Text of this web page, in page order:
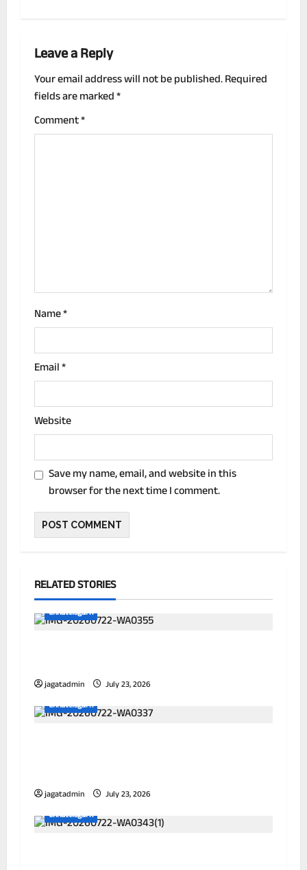
v
i
g
Leave a Reply
Your email address will not be published.Required
fields are marked*
Comment*
Name*
Email*
Website
Save my name, email, and website in this
browser for the next time I comment.
RELATED STORIES
Chhattisgarh
jagatadmin
July 23, 2026
Chhattisgarh
jagatadmin
July 23, 2026
Chhattisgarh